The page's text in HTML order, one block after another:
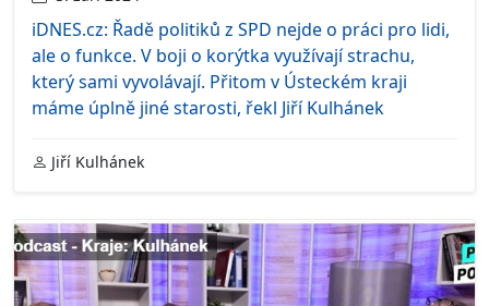
iDNES.cz: Řadě politiků z SPD nejde o práci pro lidi,
ale o funkce. V boji o korýtka využívají strachu,
který sami vyvolávají. Přitom v Ústeckém kraji
máme úplně jiné starosti, řekl Jiří Kulhánek
Jiří Kulhánek